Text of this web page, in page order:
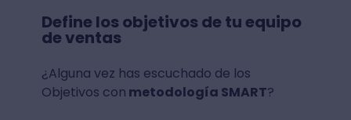
Define los objetivos de tu equipo
de ventas
¿Alguna vez has escuchado de los
Objetivos con metodología SMART?